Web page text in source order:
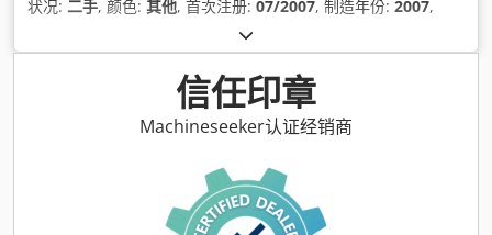
状况: 二手, 颜色: 其他, 首次注册: 07/2007, 制造年份: 2007,
信任印章
Machineseeker认证经销商